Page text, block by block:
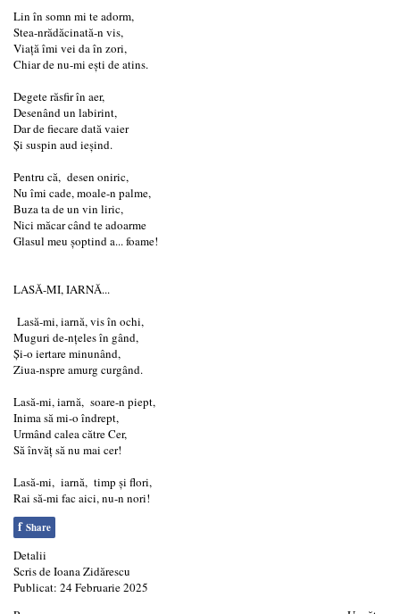
Lin în somn mi te adorm,
Stea-nrădăcinată-n vis,
Viață îmi vei da în zori,
Chiar de nu-mi ești de atins.
Degete răsfir în aer,
Desenând un labirint,
Dar de fiecare dată vaier
Și suspin aud ieșind.
Pentru că, desen oniric,
Nu îmi cade, moale-n palme,
Buza ta de un vin liric,
Nici măcar când te adoarme
Glasul meu șoptind a... foame!
LASĂ-MI, IARNĂ...
Lasă-mi, iarnă, vis în ochi,
Muguri de-nțeles în gând,
Și-o iertare minunând,
Ziua-nspre amurg curgând.
Lasă-mi, iarnă, soare-n piept,
Inima să mi-o îndrept,
Urmând calea către Cer,
Să învăț să nu mai cer!
Lasă-mi, iarnă, timp și flori,
Rai să-mi fac aici, nu-n nori!
f Share
Detalii
Scris deIoana Zidărescu
Publicat: 24 Februarie 2025